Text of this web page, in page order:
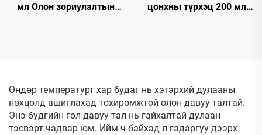
мл Олон зориулалтын
цонхны түрхэц 200 мл
Өндөр температурт хар будаг нь хэтэрхий дулааны
нөхцөлд ашиглахад тохиромжтой олон давуу талтай.
Энэ будгийн гол давуу тал нь гайхалтай дулаан
тэсвэрт чадвар юм. Ийм ч байхад л гадаргуу дээрх